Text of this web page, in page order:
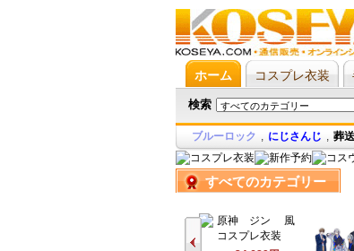
ホーム コスプレ衣装
検索
ブルーロック , にじさんじ , 葬
すべてのカテゴリー